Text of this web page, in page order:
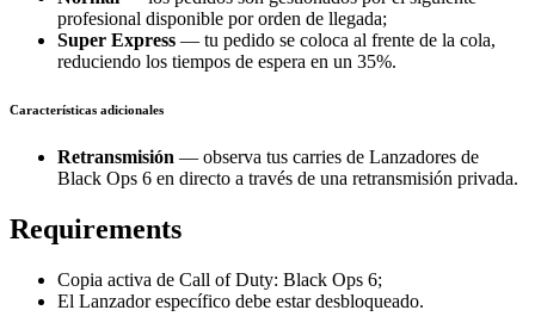
profesional disponible por orden de llegada;
Super Express — tu pedido se coloca al frente de la cola,
reduciendo los tiempos de espera en un 35%.
Características adicionales
Retransmisión — observa tus carries de Lanzadores de
Black Ops 6 en directo a través de una retransmisión privada.
Requirements
Copia activa de Call of Duty: Black Ops 6;
El Lanzador específico debe estar desbloqueado.